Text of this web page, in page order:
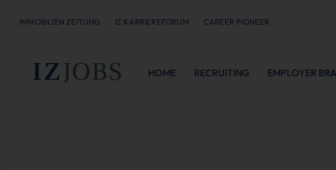
IMMOBILIEN ZEITUNG IZ KARRIEREFORUM CAREER PIONEER
HOME RECRUITING EMPLOYER